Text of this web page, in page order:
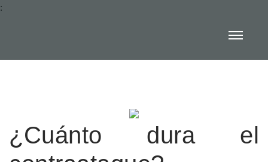
:
¿Cuánto dura el